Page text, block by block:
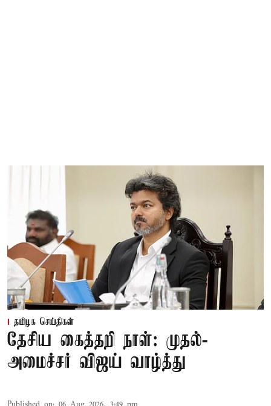
தமிழக செய்திகள்
தேசிய கைத்தறி நாள்: முதல்-
அமைச்சர் விஜய் வாழ்த்து